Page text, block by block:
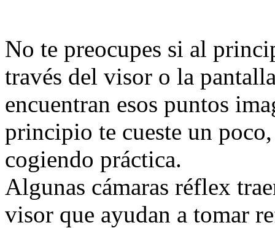
No te preocupes si al
través del visor o la
encuentran esos puntos
principio te cueste un
cogiendo práctica.
Algunas cámaras réflex
visor que ayudan a tomar